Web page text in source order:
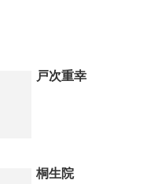
戸次重幸
桐生院